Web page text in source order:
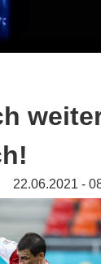
22.06.2021 -